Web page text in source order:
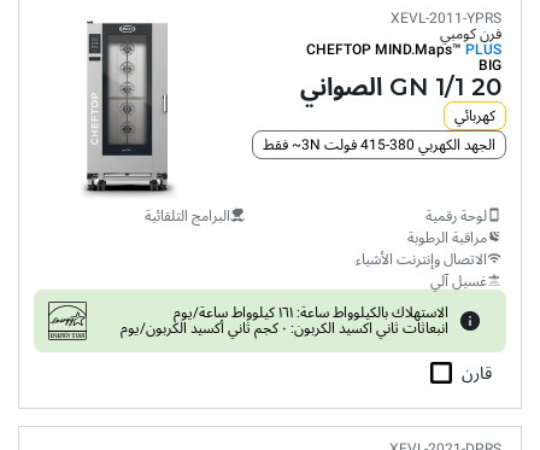
XEVL-2011-YPRS
فرن كومبي
CHEFTOP MIND.Maps™ PLUS
BIG
20 GN 1/1 الصواني
كهربائي
الجهد الكهربي 380-415 فولت 3N~ فقط
لوحة رقمية
مراقبة الرطوبة
الاتصال وإنترنت الأشياء
غسيل آلي
البرامج التلقائية
الاستهلاك بالكيلوواط ساعة: ١٦١ كيلوواط ساعة/يوم
انبعاثات ثاني اكسيد الكربون: ٠ كجم ثاني أكسيد الكربون/يوم
قارن